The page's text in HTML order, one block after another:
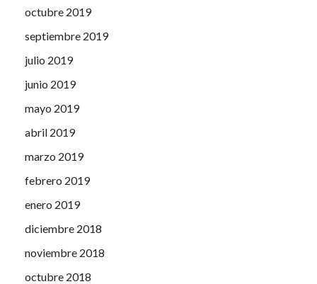
octubre 2019
septiembre 2019
julio 2019
junio 2019
mayo 2019
abril 2019
marzo 2019
febrero 2019
enero 2019
diciembre 2018
noviembre 2018
octubre 2018